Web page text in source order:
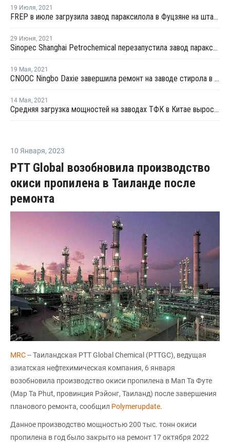
19 Июля, 2021
FREP в июле загрузила завод параксилола в Фуцзяне на штатном уровне
29 Июня, 2021
Sinopec Shanghai Petrochemical перезапустила завод параксилола № 1 после планового ремонта
19 Мая, 2021
CNOOC Ningbo Daxie завершила ремонт на заводе стирола в Нинбо
14 Мая, 2021
Средняя загрузка мощностей на заводах ТФК в Китае выросла в начале мая на 3%
10 Января, 2023
PTT Global возобновила производство
окиси пропилена в Таиланде после
ремонта
MRC-- Таиландская PTT Global Chemical (PTTGC), ведущая
азиатская нефтехимическая компания, 6 января
возобновила производство окиси пропилена в Мап Та Футе
(Map Ta Phut, провинция Рэйонг, Таиланд) после завершения
планового ремонта, сообщил Polymerupdate.
Данное производство мощностью 200 тыс. тонн окиси
пропилена в год было закрыто на ремонт 17 октября 2022